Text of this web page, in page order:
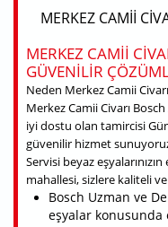
MERKEZ CAMII
MERKEZ CAMII
GÜVENILIR
Neden Merkez Camii
Merkez Camii Civarı
iyi dostu olan tamircisi
güvenilir hizmet
Servisi beyaz
mahallesi, sizlere kaliteli
Bosch Uzman ve
eşyalar konusunda